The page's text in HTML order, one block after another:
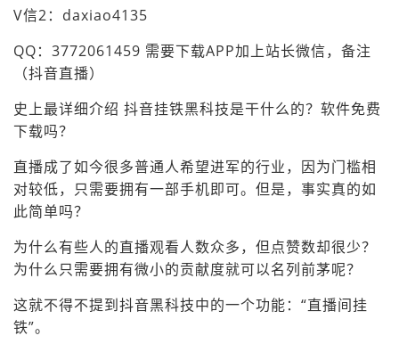
V信2：daxiao4135
QQ：3772061459 需要下载APP加上站长微信，备注
（抖音直播）
史上最详细介绍 抖音挂铁黑科技是干什么的？软件免费
下载吗？
直播成了如今很多普通人希望进军的行业，因为门槛相
对较低，只需要拥有一部手机即可。但是，事实真的如
此简单吗？
为什么有些人的直播观看人数众多，但点赞数却很少？
为什么只需要拥有微小的贡献度就可以名列前茅呢？
这就不得不提到抖音黑科技中的一个功能：“直播间挂
铁”。